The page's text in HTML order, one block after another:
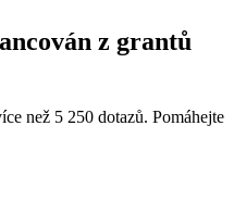
z grantů
než 5 250 dotazů. Pomáhejte